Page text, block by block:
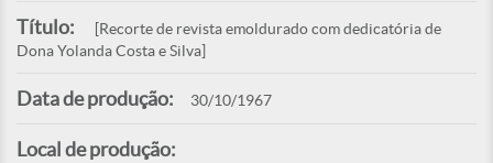
Título:
[Recorte de revista emoldurado com dedicatória de
Dona Yolanda Costa e Silva]
Data de produção: 30/10/1967
Local de produção: